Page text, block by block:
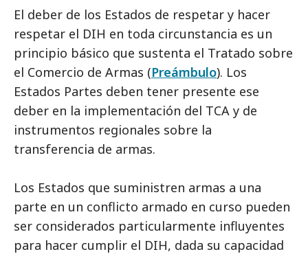
El deber de los Estados de respetar y hacer
respetar el DIH en toda circunstancia es un
principio básico que sustenta el Tratado sobre
el Comercio de Armas (Preámbulo). Los
Estados Partes deben tener presente ese
deber en la implementación del TCA y de
instrumentos regionales sobre la
transferencia de armas.
Los Estados que suministren armas a una
parte en un conflicto armado en curso pueden
ser considerados particularmente influyentes
para hacer cumplir el DIH, dada su capacidad